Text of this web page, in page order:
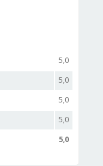
5,0
5,0
5,0
5,0
5,0